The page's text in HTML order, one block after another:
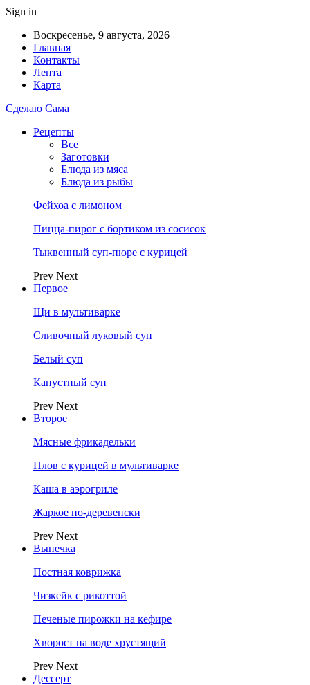
Sign in
Воскресенье, 9 августа, 2026
Главная
Контакты
Лента
Карта
Сделаю Сама
Рецепты
Все
Заготовки
Блюда из мяса
Блюда из рыбы
Фейхоа с лимоном
Пицца-пирог с бортиком из сосисок
Тыквенный суп-пюре с курицей
Prev Next
Первое
Щи в мультиварке
Сливочный луковый суп
Белый суп
Капустный суп
Prev Next
Второе
Мясные фрикадельки
Плов с курицей в мультиварке
Каша в аэрогриле
Жаркое по-деревенски
Prev Next
Выпечка
Постная коврижка
Чизкейк с рикоттой
Печеные пирожки на кефире
Хворост на воде хрустящий
Prev Next
Дессерт